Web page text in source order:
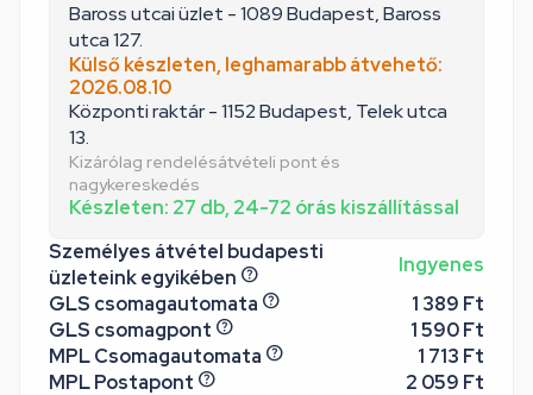
Baross utcai üzlet - 1089 Budapest, Baross
utca 127.
Külső készleten, leghamarabb átvehető:
2026.08.10
Központi raktár - 1152 Budapest, Telek utca
13.
Kizárólag rendelésátvételi pont és
nagykereskedés
Készleten: 27 db, 24-72 órás kiszállítással
Személyes átvétel budapesti
üzleteink egyikében
Ingyenes
GLS csomagautomata
1 389 Ft
GLS csomagpont
1 590 Ft
MPL Csomagautomata
1 713 Ft
MPL Postapont
2 059 Ft